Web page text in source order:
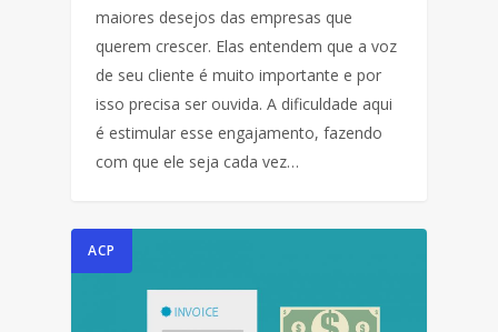
maiores desejos das empresas que
querem crescer. Elas entendem que a voz
de seu cliente é muito importante e por
isso precisa ser ouvida. A dificuldade aqui
é estimular esse engajamento, fazendo
com que ele seja cada vez…
ACP